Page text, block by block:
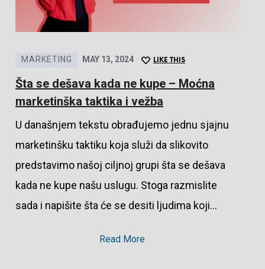
Šta se dešava kada ne kupe – Moćna
marketinška taktika i vežba
MARKETING MAY 13, 2024 LIKE THIS
U današnjem tekstu obrađujemo jednu sjajnu
marketinšku taktiku koja služi da slikovito
predstavimo našoj ciljnoj grupi šta se dešava
kada ne kupe našu uslugu. Stoga razmislite
sada i napišite šta će se desiti ljudima koji…
Read More